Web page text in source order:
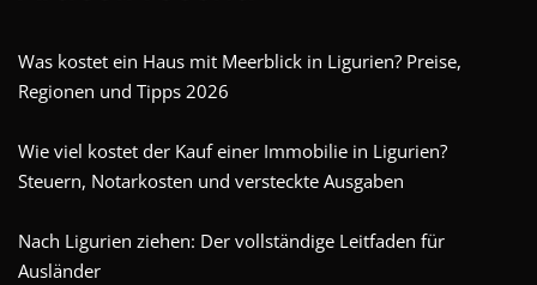
Was kostet ein Haus mit Meerblick in Ligurien? Preise,
Regionen und Tipps 2026
Wie viel kostet der Kauf einer Immobilie in Ligurien?
Steuern, Notarkosten und versteckte Ausgaben
Nach Ligurien ziehen: Der vollständige Leitfaden für
Ausländer